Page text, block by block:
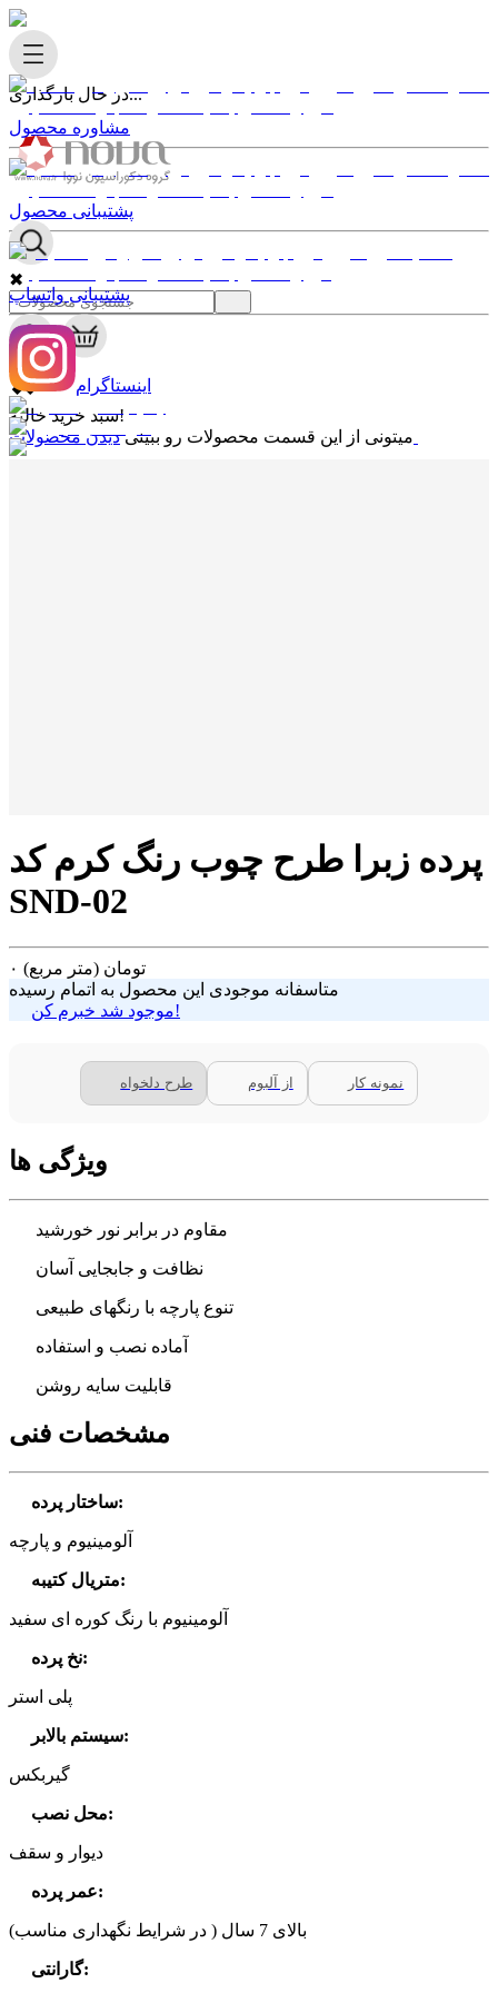
در حال بارگذاری...
✖
0
✖
سبد خرید خالیه!
میتونی از این قسمت محصولات رو ببینی
مشاوره محصول
پشتیبانی محصول
پشتیبانی واتساپ
اینستاگرام
پرده زبرا طرح چوب رنگ کرم کد
SND-02
۰ تومان (متر مربع)
متاسفانه موجودی این محصول به اتمام رسیده
موجود شد خبرم کن!
طرح دلخواه از آلبوم نمونه کار
ویژگی ها
مقاوم در برابر نور خورشید
نظافت و جابجایی آسان
تنوع پارچه با رنگهای طبیعی
آماده نصب و استفاده
قابلیت سایه روشن
مشخصات فنی
ساختار پرده:
آلومینیوم و پارچه
متریال کتیبه:
آلومینیوم با رنگ کوره ای سفید
نخ پرده:
پلی استر
سیستم بالابر:
گیربکس
محل نصب:
دیوار و سقف
عمر پرده:
بالای 7 سال ( در شرایط نگهداری مناسب)
گارانتی: